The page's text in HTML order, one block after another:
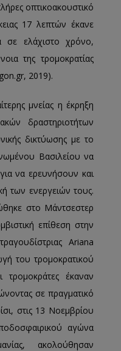
οπτικοακουστικό
17 λεπτών έκανε
ελάχιστο χρόνο,
της τρομοκρατίας
2019).
μνείας η έκρηξη
δραστηριοτήτων
δικτύωσης με το
Βασιλείου να
να ερευνήσουν και
των ενεργειών τους.
στο Μάντσεστερ
επίθεση στην
Ariana
του τρομοκρατικού
τρομοκράτες έκαναν
σε πραγματικό
στις 13 Νοεμβρίου
αγώνα
ακολούθησαν